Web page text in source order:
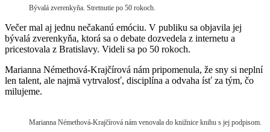
Bývalá zverenkyňa. Stretnutie po 50 rokoch.
Večer mal aj jednu nečakanú emóciu. V publiku sa objavila jej
bývalá zverenkyňa, ktorá sa o debate dozvedela z internetu a
pricestovala z Bratislavy. Videli sa po 50 rokoch.
Marianna Némethová-Krajčírová nám pripomenula, že sny si neplní
len talent, ale najmä vytrvalosť, disciplína a odvaha ísť za tým, čo
milujeme.
Marianna Némethová-Krajčírová nám venovala do knižnice knihu s jej podpisom.